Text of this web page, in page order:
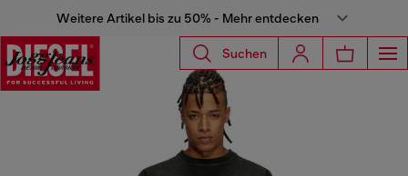
Weitere Artikel bis zu 50% - Mehr entdecken
Suchen